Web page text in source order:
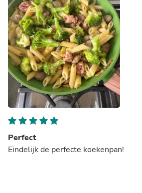
Perfect
Eindelijk de perfecte koekenpan!